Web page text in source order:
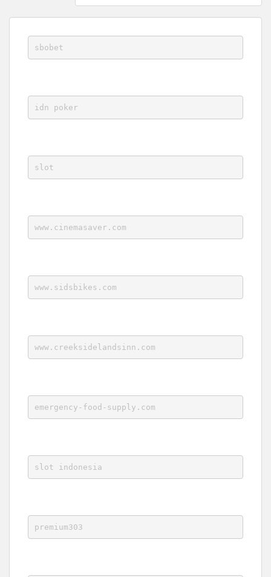
sbobet
idn poker
slot
www.cinemasaver.com
www.sidsbikes.com
www.creeksidelandsinn.com
emergency-food-supply.com
slot indonesia
premium303